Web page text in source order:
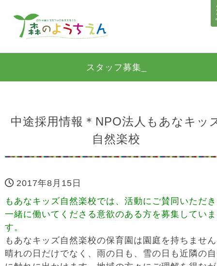
スタッフ募集_
中途採用情報＊NPO法人もあなキッ
自然楽校
2017年8月15日
もあなキッズ自然楽校では、活動にご賛同いただ
一緒に働いてくださる意欲のある方を募集していま
す。
もあなキッズ自然楽校の保育園は園庭を持ちませ
晴れの日だけでなく、雨の日も、雪の日も近隣の